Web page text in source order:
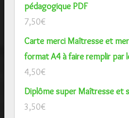
pédagogique PDF
7,50€
Carte merci Maîtresse et
format A4 à faire remplir par
4,50€
Diplôme super Maîtresse et
3,50€